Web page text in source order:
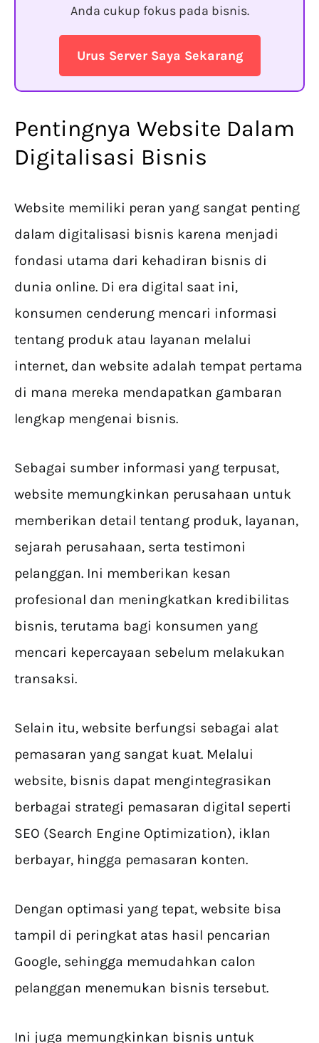
Anda cukup fokus pada bisnis.
Urus Server Saya Sekarang
Pentingnya Website Dalam
Digitalisasi Bisnis
Website memiliki peran yang sangat penting
dalam digitalisasi bisnis karena menjadi
fondasi utama dari kehadiran bisnis di
dunia online. Di era digital saat ini,
konsumen cenderung mencari informasi
tentang produk atau layanan melalui
internet, dan website adalah tempat pertama
di mana mereka mendapatkan gambaran
lengkap mengenai bisnis.
Sebagai sumber informasi yang terpusat,
website memungkinkan perusahaan untuk
memberikan detail tentang produk, layanan,
sejarah perusahaan, serta testimoni
pelanggan. Ini memberikan kesan
profesional dan meningkatkan kredibilitas
bisnis, terutama bagi konsumen yang
mencari kepercayaan sebelum melakukan
transaksi.
Selain itu, website berfungsi sebagai alat
pemasaran yang sangat kuat. Melalui
website, bisnis dapat mengintegrasikan
berbagai strategi pemasaran digital seperti
SEO (Search Engine Optimization), iklan
berbayar, hingga pemasaran konten.
Dengan optimasi yang tepat, website bisa
tampil di peringkat atas hasil pencarian
Google, sehingga memudahkan calon
pelanggan menemukan bisnis tersebut.
Ini juga memungkinkan bisnis untuk